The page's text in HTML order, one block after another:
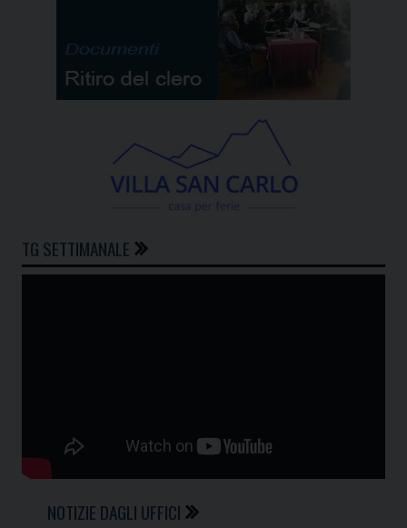
TG SETTIMANALE
NOTIZIE DAGLI UFFICI